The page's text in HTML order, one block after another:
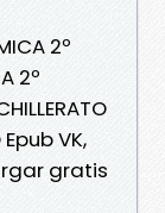
2º
2º
Epub VK,
gratis